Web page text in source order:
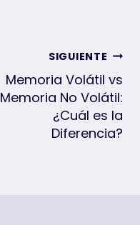
SIGUIENTE
Memoria Volátil vs
Memoria No Volátil:
¿Cuál es la
Diferencia?